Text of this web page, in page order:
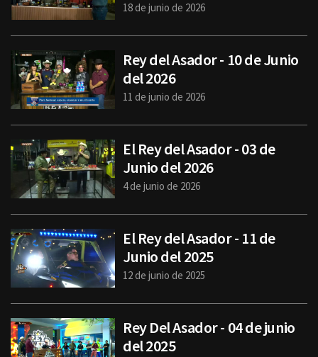
18 de junio de 2026
Rey del Asador - 10 de Junio
del 2026
11 de junio de 2026
El Rey del Asador - 03 de
Junio del 2026
4 de junio de 2026
El Rey del Asador - 11 de
Junio del 2025
12 de junio de 2025
Rey Del Asador - 04 de junio
del 2025